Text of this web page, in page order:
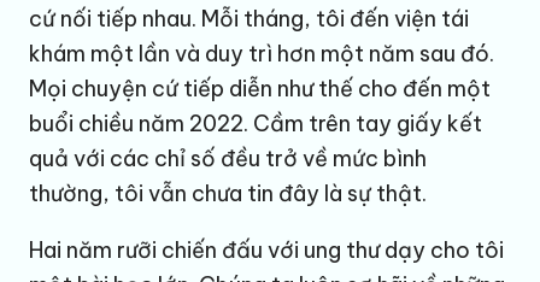
cứ nối tiếp nhau. Mỗi tháng, tôi đến viện tái
khám một lần và duy trì hơn một năm sau đó.
Mọi chuyện cứ tiếp diễn như thế cho đến một
buổi chiều năm 2022. Cầm trên tay giấy kết
quả với các chỉ số đều trở về mức bình
thường, tôi vẫn chưa tin đây là sự thật.
Hai năm rưỡi chiến đấu với ung thư dạy cho tôi